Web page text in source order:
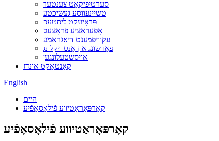
סערטיפיקאַט צענטער
טשיינעווסע געשיכטע
פּראָיעקט ליסטעס
אָפּעראַציע פּראָצעס
עקוויפּמענט דיאַגראַמע
פאָרשונג און אַנטוויקלונג
אויסשטעלונגען
קאָנטאַקט אונדז
English
היים
קאָרפּאָראַטיווע פֿילאָסאָפֿיע
קאָרפּאָראַטיווע פֿילאָסאָפֿיע